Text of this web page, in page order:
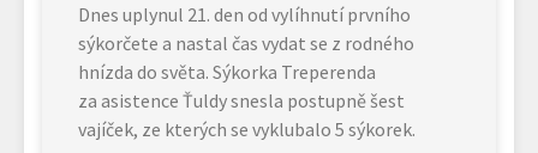
Dnes uplynul 21. den od vylíhnutí prvního
sýkorčete a nastal čas vydat se z rodného
hnízda do světa. Sýkorka Treperenda
za asistence Ťuldy snesla postupně šest
vajíček, ze kterých se vyklubalo 5 sýkorek.